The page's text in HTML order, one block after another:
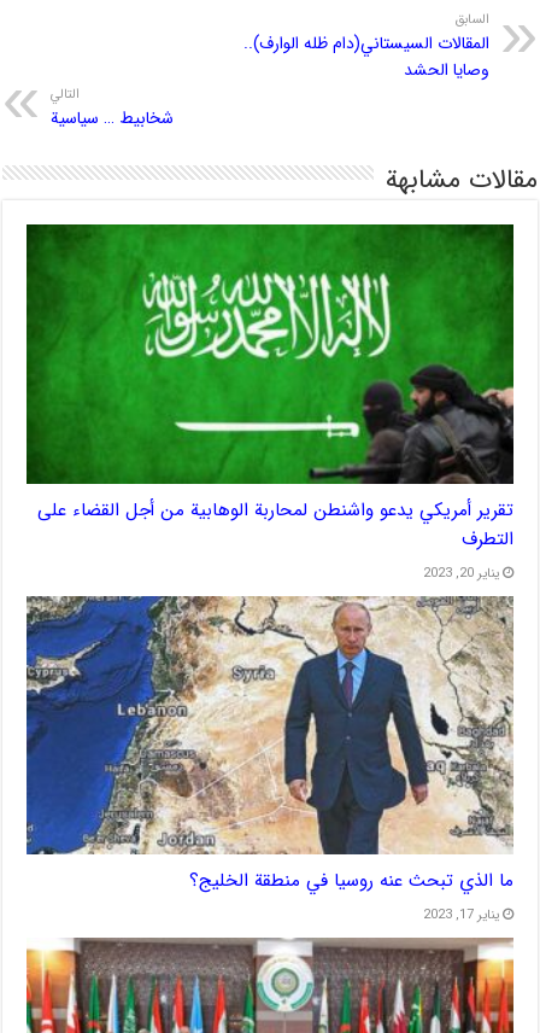
السابق
المقالات السيستاني(دام ظله الوارف)..
وصايا الحشد
التالي
شخابيط … سياسية
مقالات مشابهة
تقرير أمريكي يدعو واشنطن لمحاربة الوهابية من أجل القضاء على
التطرف
يناير 20, 2023
ما الذي تبحث عنه روسيا في منطقة الخليج؟
يناير 17, 2023